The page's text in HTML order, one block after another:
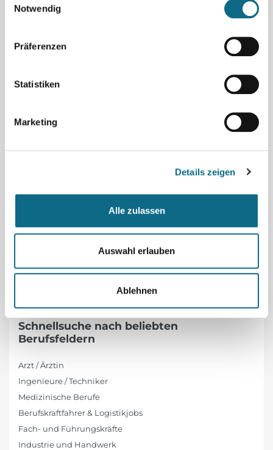
Notwendig
Präferenzen
Statistiken
Marketing
Details zeigen
Alle zulassen
Auswahl erlauben
Ablehnen
Diabetesberater DDG (m/w/d) Duale
m&i-Klinikgruppe Enzensberg
Schnellsuche nach beliebten
Berufsfeldern
Arzt / Ärztin
Ingenieure / Techniker
Medizinische Berufe
Berufskraftfahrer & Logistikjobs
Fach- und Führungskräfte
Industrie und Handwerk